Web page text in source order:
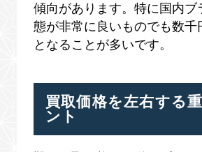
傾向があります。特に国内ブ
態が非常に良いものでも数千
となることが多いです。
買取価格を左右する
ント